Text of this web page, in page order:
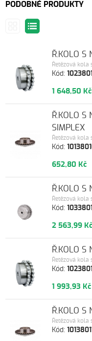
PODOBNÉ PRODUKTY
Kód:
Řetězová kola
Ř.KOLO S
1 648,50 Kč
Kód:
Řetězová kola
Ř.KOLO S
SIMPLEX
652,80 Kč
Kód:
Řetězová kola
Ř.KOLO S
2 563,99 Kč
Kód:
Řetězová kola
Ř.KOLO S
1 993,93 Kč
Kód:10138011
Řetězová kola
Ř.KOLO S